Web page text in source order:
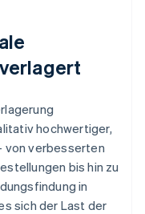
hochwertiger,
von verbesserten
bis hin zu
in
sich der Last der